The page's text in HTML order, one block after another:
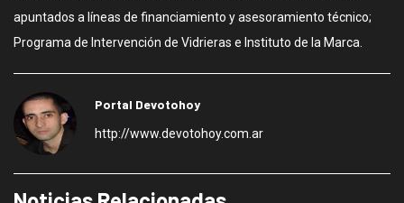
apuntados a líneas de financiamiento y asesoramiento técnico;
Programa de Intervención de Vidrieras e Instituto de la Marca.
Portal Devotohoy
http://www.devotohoy.com.ar